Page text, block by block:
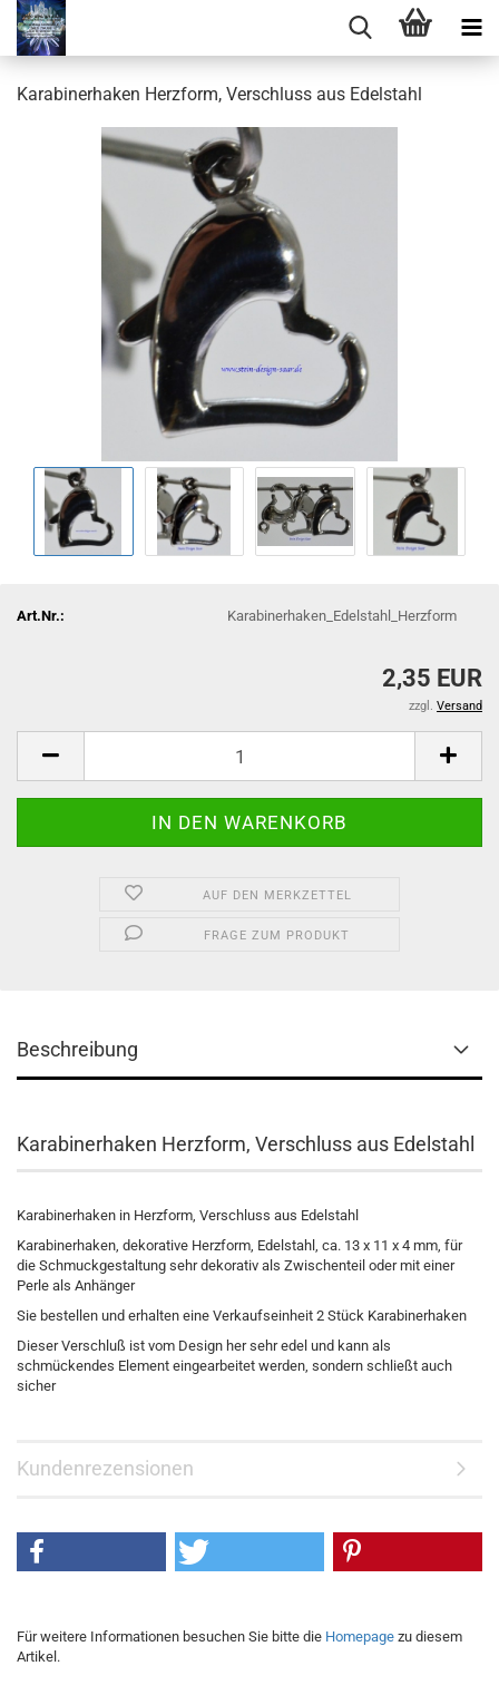
Karabinerhaken Herzform, Verschluss aus Edelstahl
Art.Nr.: Karabinerhaken_Edelstahl_Herzform
2,35 EUR
zzgl. Versand
AUF DEN MERKZETTEL
FRAGE ZUM PRODUKT
Beschreibung
Karabinerhaken Herzform, Verschluss aus Edelstahl
Karabinerhaken in Herzform, Verschluss aus Edelstahl
Karabinerhaken, dekorative Herzform, Edelstahl, ca. 13 x 11 x 4 mm, für
die Schmuckgestaltung sehr dekorativ als Zwischenteil oder mit einer
Perle als Anhänger
Sie bestellen und erhalten eine Verkaufseinheit 2 Stück Karabinerhaken
Dieser Verschluß ist vom Design her sehr edel und kann als
schmückendes Element eingearbeitet werden, sondern schließt auch
sicher
Kundenrezensionen
Für weitere Informationen besuchen Sie bitte die Homepage zu diesem
Artikel.